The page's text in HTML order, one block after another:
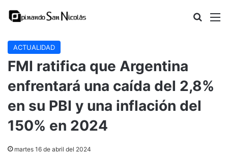
Buscar
ACTUALIDAD
FMI ratifica que Argentina
enfrentará una caída del 2,8%
en su PBI y una inflación del
150% en 2024
martes 16 de abril del 2024